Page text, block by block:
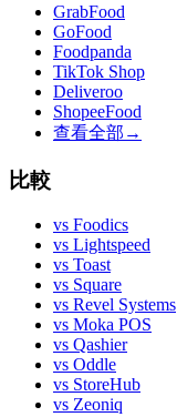
GrabFood
GoFood
Foodpanda
TikTok Shop
Deliveroo
ShopeeFood
查看全部 →
比較
vs Foodics
vs Lightspeed
vs Toast
vs Square
vs Revel Systems
vs Moka POS
vs Qashier
vs Oddle
vs StoreHub
vs Zeoniq